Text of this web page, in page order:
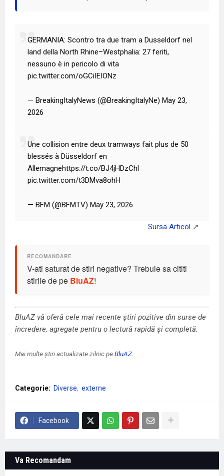
GERMANIA: Scontro tra due tram a Dusseldorf nel
land della North Rhine–Westphalia: 27 feriti,
nessuno è in pericolo di vita
pic.twitter.com/oGCiIEIONz
— BreakingItalyNews (@BreakingItalyNe) May 23,
2026
Une collision entre deux tramways fait plus de 50
blessés à Düsseldorf en
Allemagnehttps://t.co/BJ4jHDzChl
pic.twitter.com/t3DMva8ohH
— BFM (@BFMTV) May 23, 2026
V-ati saturat de stiri negative? Trebuie sa cititi
stirile de pe BluAZ!
BluAZ vă oferă cele mai recente știri pozitive din surse de
încredere, agregate pentru o lectură rapidă și completă.
Mai multe știri actualizate zilnic peBluAZ.
Categorie: Diverse externe
Facebook
Va Recomandam